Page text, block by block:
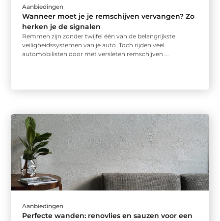
Aanbiedingen
Wanneer moet je je remschijven vervangen? Zo
herken je de signalen
Remmen zijn zonder twijfel één van de belangrijkste
veiligheidssystemen van je auto. Toch rijden veel
automobilisten door met versleten remschijven ...
Aanbiedingen
Perfecte wanden: renovlies en sauzen voor een